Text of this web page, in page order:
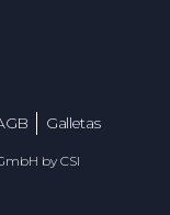
Galletas
by CSI